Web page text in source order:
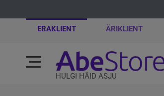
ERAKLIENT ÄRIKLIENT
HULGI HÄID ASJU